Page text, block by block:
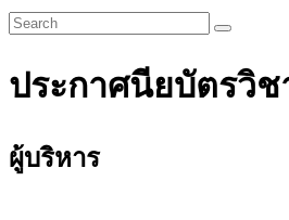
ประกาศนียบัตรวิ
ผู้บริหาร